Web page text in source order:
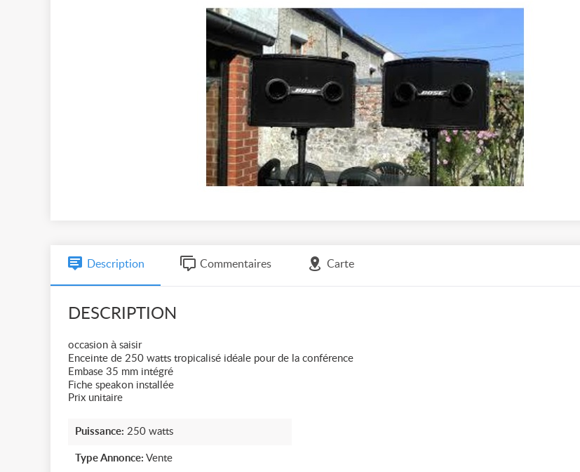
Description Commentaires Carte
DESCRIPTION
occasion à saisir
Enceinte de 250 watts tropicalisé idéale pour de la conférence
Embase 35 mm intégré
Fiche speakon installée
Prix unitaire
Puissance: 250 watts
Type Annonce: Vente